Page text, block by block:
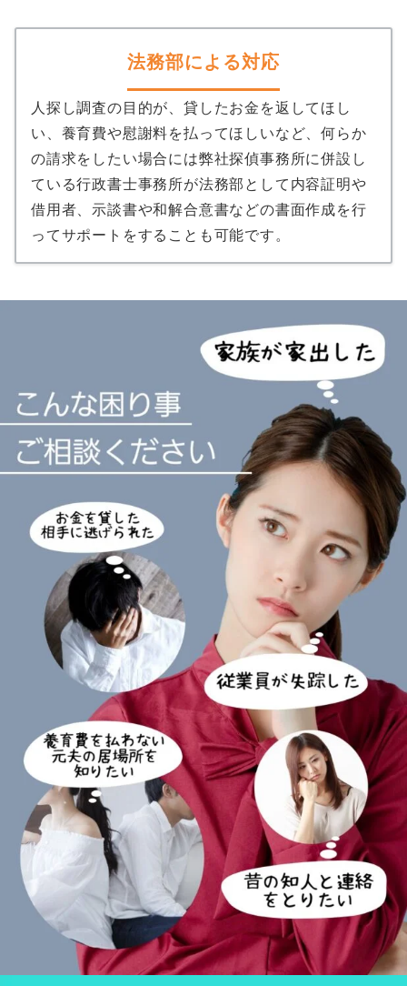
法務部による対応
人探し調査の目的が、貸したお金を返してほし
い、養育費や慰謝料を払ってほしいなど、何らか
の請求をしたい場合には弊社探偵事務所に併設し
ている行政書士事務所が法務部として内容証明や
借用者、示談書や和解合意書などの書面作成を行
ってサポートをすることも可能です。